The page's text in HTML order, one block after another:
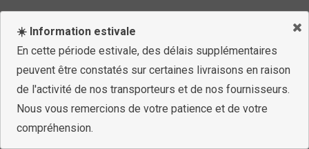
☀️ Information estivale
En cette période estivale, des délais supplémentaires
peuvent être constatés sur certaines livraisons en raison
de l'activité de nos transporteurs et de nos fournisseurs.
Nous vous remercions de votre patience et de votre
compréhension.